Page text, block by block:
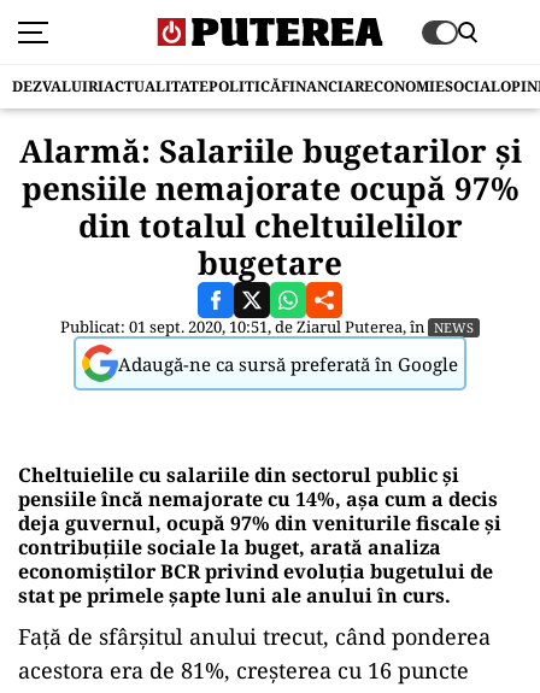
DEZVALUIRIACTUALITATEPOLITICĂFINANCIARECONOMIESOCIAL
Alarmă: Salariile bugetarilor și
pensiile nemajorate ocupă 97%
din totalul cheltuilelilor
bugetare
Publicat: 01 sept. 2020, 10:51, deZiarul Puterea, în NEWS
Adaugă-ne ca sursă preferată în Google
Cheltuielile cu salariile din sectorul public și
pensiile încă nemajorate cu 14%, așa cum a decis
deja guvernul, ocupă 97% din veniturile fiscale și
contribuțiile sociale la buget, arată analiza
economiștilor BCR privind evoluția bugetului de
stat pe primele șapte luni ale anului în curs.
Față de sfârșitul anului trecut, când ponderea
acestora era de 81%, creșterea cu 16 puncte